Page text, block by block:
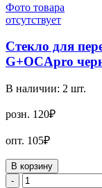
Фото товара
отсутствует
Стекло для
G+OCApro
В наличии: 2 шт.
розн. 120₽
опт. 105₽
В корзину
-